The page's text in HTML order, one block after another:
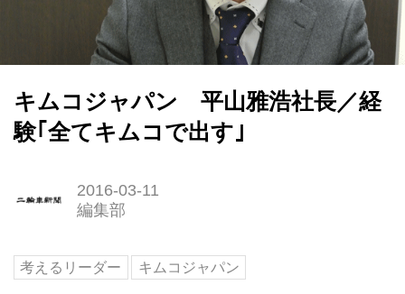
キムコジャパン 平山雅浩社長／経
験｢全てキムコで出す｣
2016-03-11
編集部
考えるリーダー キムコジャパン